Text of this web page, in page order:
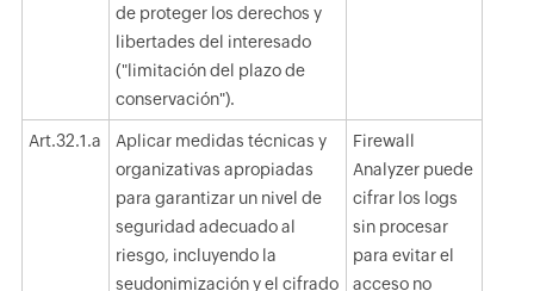
de proteger los derechos y
libertades del interesado
("limitación del plazo de
conservación").
Art.32.1.a
Aplicar medidas técnicas y
organizativas apropiadas
para garantizar un nivel de
seguridad adecuado al
riesgo, incluyendo la
seudonimización y el cifrado
Firewall
Analyzer puede
cifrar los logs
sin procesar
para evitar el
acceso no